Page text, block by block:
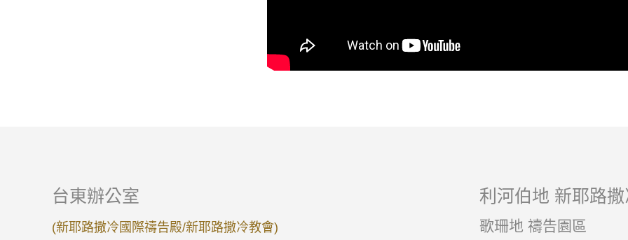
台東辦公室
(新耶路撒冷國際禱告殿/新耶路撒冷教會)
利河伯地 新耶路
歌珊地 禱告園區